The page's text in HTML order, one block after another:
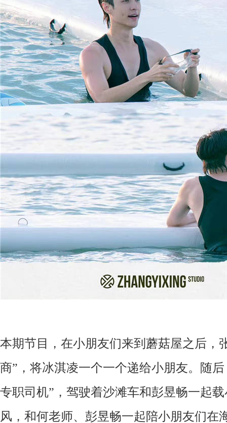
本期节目 ， 在小朋友们来到蘑菇屋之后 ，
商” ， 将冰淇凌一个一个递给小朋友。 随后
专职司机” ， 驾驶着沙滩车和彭昱畅一起
风 ， 和何老师、 彭昱畅一起陪小朋友们在